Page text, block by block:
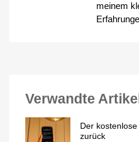
meinem
Verwandte Artikel
Der
zurück